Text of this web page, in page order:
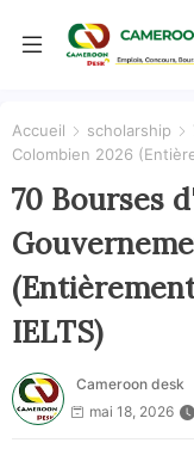
Accueil scholarship
Colombien 2026
70 Bourses
IELTS)
Cameroon desk
mai 18, 2026